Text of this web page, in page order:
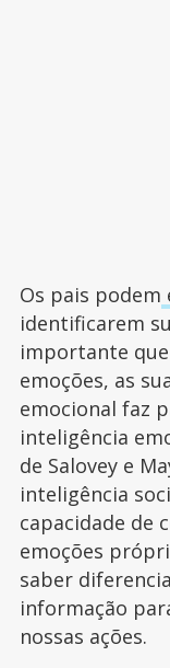
Os pais podem
identificarem
importante
emoções, as
emocional faz
inteligência
de Salovey e
inteligência
capacidade de
emoções
saber
informação
nossas ações.